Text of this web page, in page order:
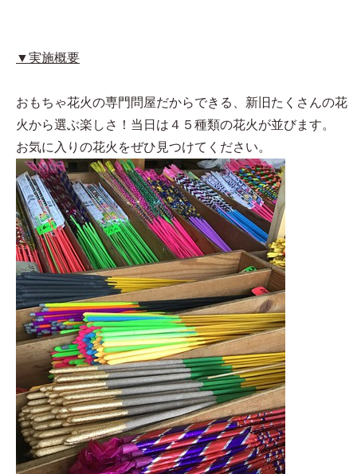
▼実施概要
おもちゃ花火の専門問屋だからできる、新旧たくさんの花
火から選ぶ楽しさ！当日は４５種類の花火が並びます。
お気に入りの花火をぜひ見つけてください。